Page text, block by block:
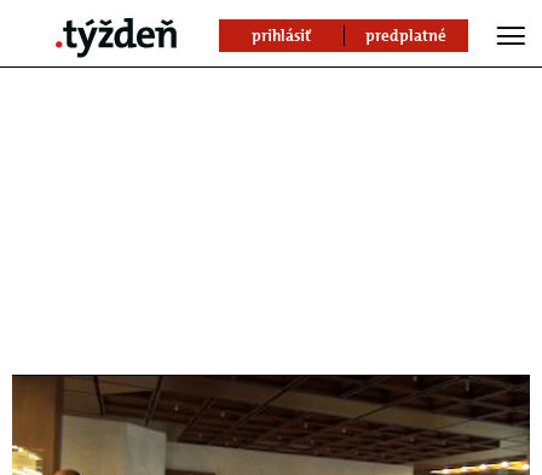
prihlásiť predplatné